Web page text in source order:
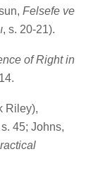
Felsefe ve
, s. 20-21).
of Right in
Riley),
45; Johns,